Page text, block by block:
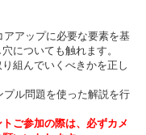
アップに必要な要素を基
についても触れます。
組んでいくべきかを正し
ル問題を使った解説を行
ご参加の際は、必ずカメ